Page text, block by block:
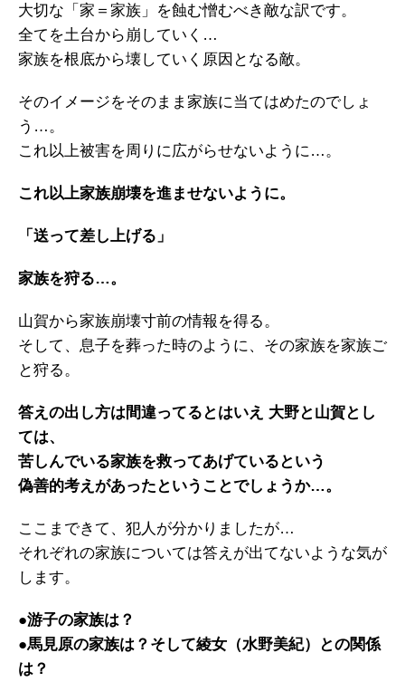
大切な「家＝家族」を蝕む憎むべき敵な訳です。
全てを土台から崩していく…
家族を根底から壊していく原因となる敵。
そのイメージをそのまま家族に当てはめたのでしょ
う…。
これ以上被害を周りに広がらせないように…。
これ以上家族崩壊を進ませないように。
「送って差し上げる」
家族を狩る…。
山賀から家族崩壊寸前の情報を得る。
そして、息子を葬った時のように、その家族を家族ご
と狩る。
答えの出し方は間違ってるとはいえ 大野と山賀とし
ては、
苦しんでいる家族を救ってあげているという
偽善的考えがあったということでしょうか…。
ここまできて、犯人が分かりましたが…
それぞれの家族については答えが出てないような気が
します。
●游子の家族は？
●馬見原の家族は？そして綾女（水野美紀）との関係
は？